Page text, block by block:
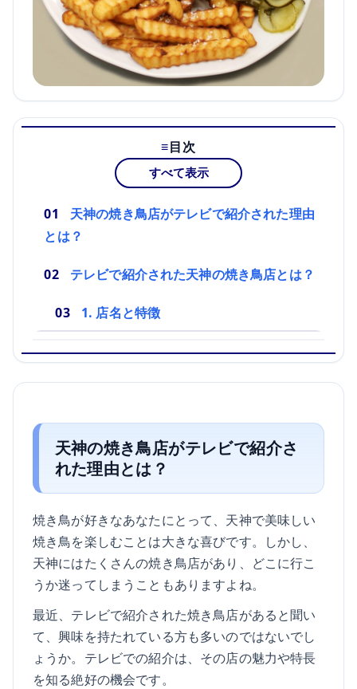
目次
すべて表示
天神の焼き鳥店がテレビで紹介された理由
とは？
テレビで紹介された天神の焼き鳥店とは？
1. 店名と特徴
天神の焼き鳥店がテレビで紹介さ
れた理由とは？
焼き鳥が好きなあなたにとって、天神で美味しい
焼き鳥を楽しむことは大きな喜びです。しかし、
天神にはたくさんの焼き鳥店があり、どこに行こ
うか迷ってしまうこともありますよね。
最近、テレビで紹介された焼き鳥店があると聞い
て、興味を持たれている方も多いのではないでし
ょうか。テレビでの紹介は、その店の魅力や特長
を知る絶好の機会です。